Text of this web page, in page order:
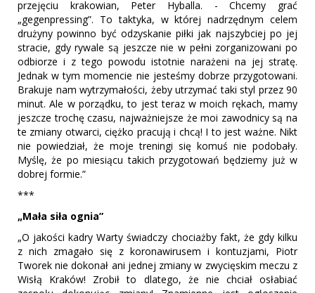
przejęciu krakowian, Peter Hyballa. - Chcemy grać
„gegenpressing”. To taktyka, w której nadrzędnym celem
drużyny powinno być odzyskanie piłki jak najszybciej po jej
stracie, gdy rywale są jeszcze nie w pełni zorganizowani po
odbiorze i z tego powodu istotnie narażeni na jej stratę.
Jednak w tym momencie nie jesteśmy dobrze przygotowani.
Brakuje nam wytrzymałości, żeby utrzymać taki styl przez 90
minut. Ale w porządku, to jest teraz w moich rękach, mamy
jeszcze trochę czasu, najważniejsze że moi zawodnicy są na
te zmiany otwarci, ciężko pracują i chcą! I to jest ważne. Nikt
nie powiedział, że moje treningi się komuś nie podobały.
Myślę, że po miesiącu takich przygotowań będziemy już w
dobrej formie.”
***
„Mała siła ognia”
„O jakości kadry Warty świadczy chociażby fakt, że gdy kilku
z nich zmagało się z koronawirusem i kontuzjami, Piotr
Tworek nie dokonał ani jednej zmiany w zwycięskim meczu z
Wisłą Kraków! Zrobił to dlatego, że nie chciał osłabiać